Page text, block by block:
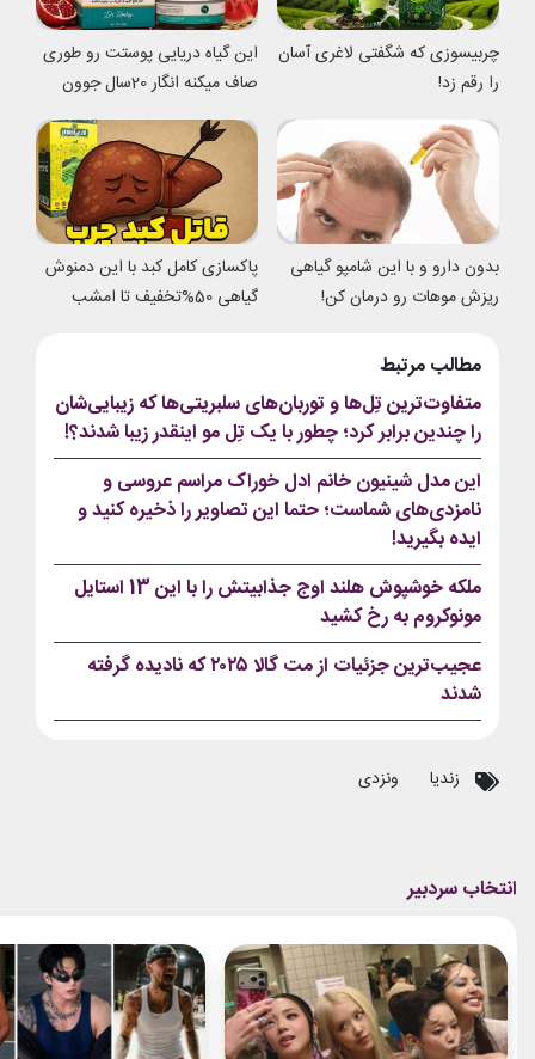
چربیسوزی که شگفتی لاغری آسان
را رقم زد!
این گیاه دریایی پوستت رو طوری
صاف میکنه انگار 20سال جوون
شدی
بدون دارو و با این شامپو گیاهی
ریزش موهات رو درمان کن!
پاکسازی کامل کبد با این دمنوش
گیاهی 50%تخفیف تا امشب
مطالب مرتبط
متفاوت‌ترین تِل‌ها و توربان‌های سلبریتی‌ها که زیبایی‌شان
را چندین برابر کرد؛ چطور با یک تِل مو اینقدر زیبا شدند؟!
این مدل شینیون خانم ادل خوراک مراسم عروسی و
نامزدی‌های شماست؛ حتما این تصاویر را ذخیره کنید و
ایده بگیرید!
ملکه خوشپوش هلند اوج جذابیتش را با این 13 استایل
مونوکروم به رخ کشید
عجیب‌ترین جزئیات از مت گالا ۲۰۲۵ که نادیده گرفته
شدند
زندیا ونزدی